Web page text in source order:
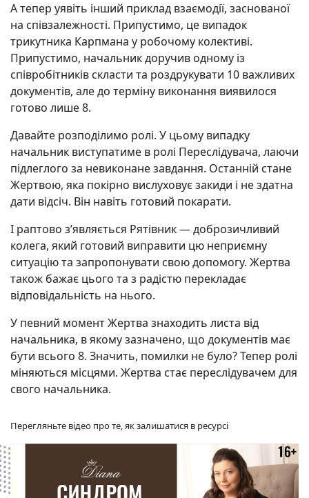
А тепер уявіть інший приклад взаємодії, заснованої
на співзалежності. Припустимо, це випадок
трикутника Карпмана у робочому колективі.
Припустимо, начальник доручив одному із
співробітників скласти та роздрукувати 10 важливих
документів, але до терміну виконання виявилося
готово лише 8.
Давайте розподілимо ролі. У цьому випадку
начальник виступатиме в ролі Переслідувача, лаючи
підлеглого за невиконане завдання. Останній стане
Жертвою, яка покірно вислуховує закиди і не здатна
дати відсіч. Він навіть готовий покарати.
І раптово з’являється Рятівник — доброзичливий
колега, який готовий виправити цю неприємну
ситуацію та запропонувати свою допомогу. Жертва
також бажає цього та з радістю перекладає
відповідальність на нього.
У певний момент Жертва знаходить листа від
начальника, в якому зазначено, що документів має
бути всього 8. Значить, помилки не було? Тепер ролі
міняються місцями. Жертва стає переслідувачем для
свого начальника.
Перегляньте відео про те, як залишатися в ресурсі